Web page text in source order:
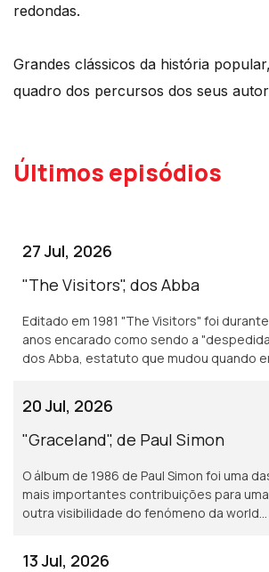
redondas.
Grandes clássicos da história
quadro dos percursos dos seus
Últimos episódios
27 Jul, 2026
"The Visitors", dos Abba
Editado em 1981 "The Visitors" foi
anos encarado como sendo a
dos Abba, estatuto que mudou quando
20 Jul, 2026
"Graceland", de Paul Simon
O álbum de 1986 de Paul Simon foi uma
mais importantes contribuições para uma
outra visibilidade do fenómeno da world
13 Jul, 2026